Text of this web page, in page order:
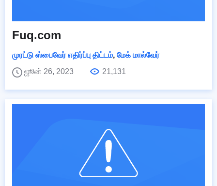
Fuq.com
முரட்டு ஸ்பைவேர் எதிர்ப்பு திட்டம், மேக் மால்வேர்
ஜூன் 26, 2023
21,131